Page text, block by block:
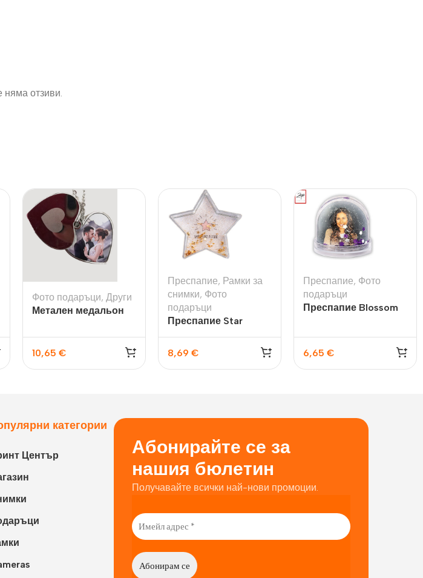
отзиви.
Фото подаръци, Други
Метален медальон
10,65 €
Преспапие, Рамки за
снимки, Фото
подаръци
Преспапие Star
8,69 €
Преспапие, Фото
подаръци
Преспапие Blossom
6,65 €
категории
Център
Абонирайте се за
нашия бюлетин
Получавайте всички най-нови промоции.